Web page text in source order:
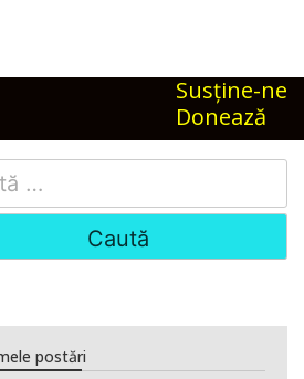
Susţine-ne
Donează
postări